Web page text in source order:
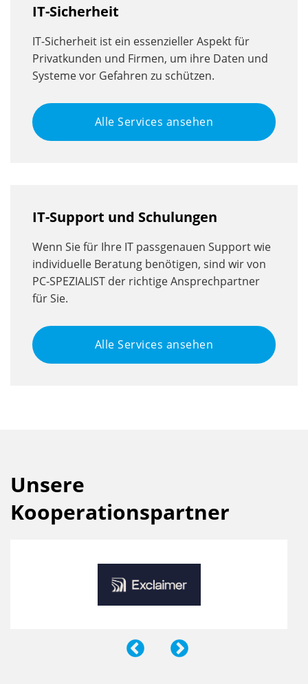
IT-Sicherheit
IT-Sicherheit ist ein essenzieller Aspekt für
Privatkunden und Firmen, um ihre Daten und
Systeme vor Gefahren zu schützen.
Alle Services ansehen
IT-Support und Schulungen
Wenn Sie für Ihre IT passgenauen Support wie
individuelle Beratung benötigen, sind wir von
PC-SPEZIALIST der richtige Ansprechpartner
für Sie.
Alle Services ansehen
Unsere
Kooperationspartner